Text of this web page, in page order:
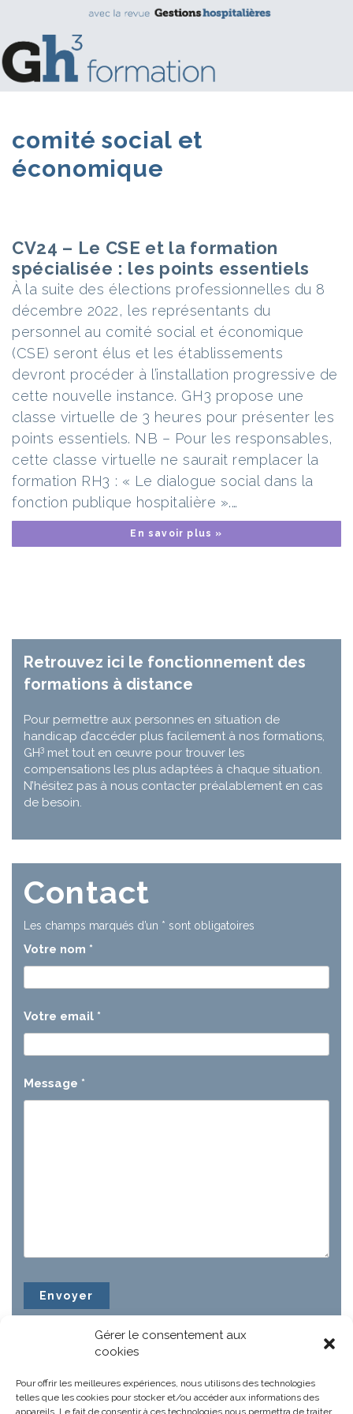
Gérer le consentement aux
cookies
Pour offrir les meilleures expériences, nous utilisons des technologies
telles que les cookies pour stocker et/ou accéder aux informations des
appareils. Le fait de consentir à ces technologies nous permettra de traiter
comité social et
économique
CV24 – Le CSE et la formation
spécialisée : les points essentiels
À la suite des élections professionnelles du 8
décembre 2022, les représentants du
personnel au comité social et économique
(CSE) seront élus et les établissements
devront procéder à l’installation progressive de
cette nouvelle instance. GH3 propose une
classe virtuelle de 3 heures pour présenter les
points essentiels. NB – Pour les responsables,
cette classe virtuelle ne saurait remplacer la
formation RH3 : « Le dialogue social dans la
fonction publique hospitalière ».…
En savoir plus »
Retrouvez ici le fonctionnement des
formations à distance
Pour permettre aux personnes en situation de
handicap d’accéder plus facilement à nos formations,
GH3 met tout en œuvre pour trouver les
compensations les plus adaptées à chaque situation.
N’hésitez pas à nous contacter préalablement en cas
de besoin.
Contact
Les champs marqués d’un * sont obligatoires
Votre nom *
Votre email *
Message *